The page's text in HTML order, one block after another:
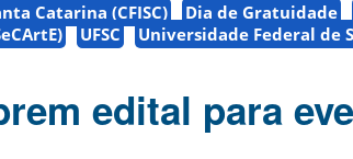
Catarina (CFISC) Dia de Gratuidade
UFSC
Universidade Federal de
edital para